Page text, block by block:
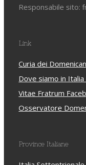
Responsabile sito:
Link
Curia dei
Dove siamo in Italia
Vitae Fratrum
Osservatore
Province Italiane